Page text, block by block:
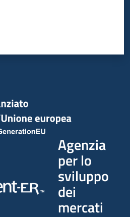
Agenzia
per lo
sviluppo
dei
mercati